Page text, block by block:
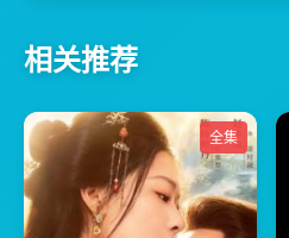
相关推荐
全集